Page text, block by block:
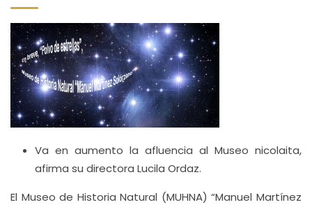
Va en aumento la afluencia al Museo nicolaita,
afirma su directora Lucila Ordaz.
El Museo de Historia Natural (MUHNA) “Manuel Martínez